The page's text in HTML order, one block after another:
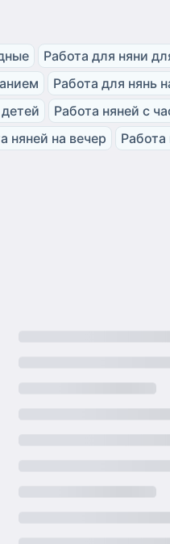
Работа для няни
Работа для нянь
Работа няней с
няней на вечер